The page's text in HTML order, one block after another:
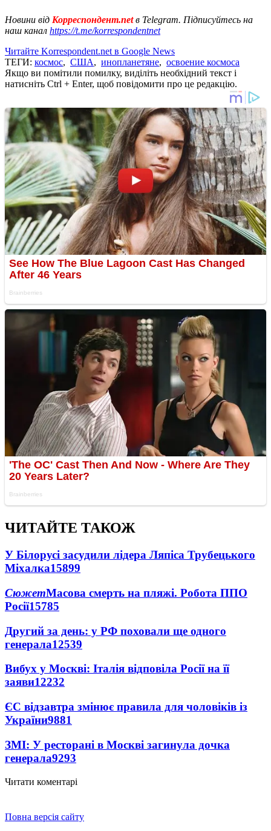
Новини від Корреспондент.netв Telegram. Підписуйтесь на
наш канал https://t.me/korrespondentnet
Читайте Korrespondent.net в Google News
ТЕГИ: космос, США, инопланетяне, освоение космоса
Якщо ви помітили помилку, виділіть необхідний текст і
натисніть Ctrl + Enter, щоб повідомити про це редакцію.
ЧИТАЙТЕ ТАКОЖ
У Білорусі засудили лідера Ляпіса Трубецького
Міхалка15899
СюжетМасова смерть на пляжі. Робота ППО
Росії15785
Другий за день: у РФ поховали ще одного
генерала12539
Вибух у Москві: Італія відповіла Росії на її
заяви12232
ЄС відзавтра змінює правила для чоловіків із
України9881
ЗМІ: У ресторані в Москві загинула дочка
генерала9293
Читати коментарі
Повна версія сайту